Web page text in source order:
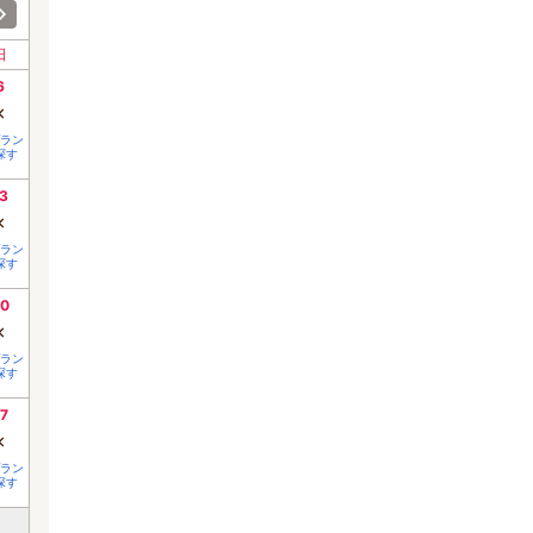
ン
す
ン
す
ン
す
ン
す